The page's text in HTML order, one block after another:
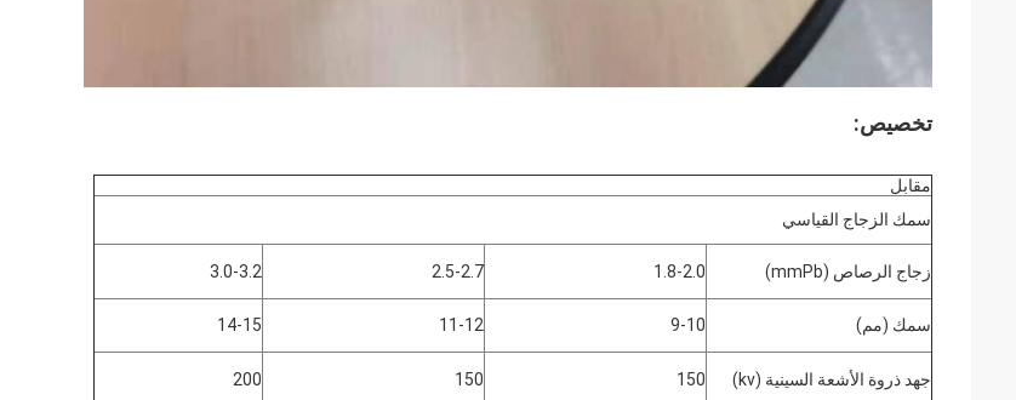
تخصيص:
مقابل
سمك الزجاج القياسي
زجاج الرصاص (mmPb) 1.8-2.0
2.5-2.7
3.0-3.2
سمك (مم) 9-10
11-12
14-15
جهد ذروة الأشعة السينية (kv) 150
150
200